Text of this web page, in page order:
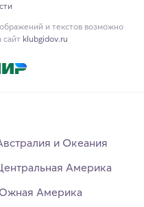
и текстов возможно
сайт klubgidov.ru
и Океания
Америка
Америка